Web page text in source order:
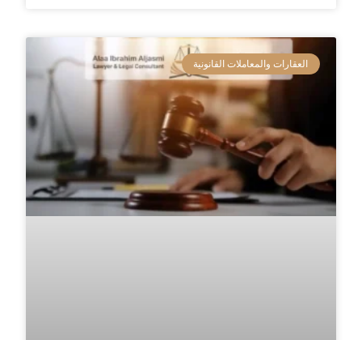
العقارات والمعاملات القانونية